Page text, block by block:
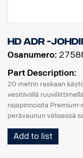
HD ADR -
Osanumero:
Part Description:
20 metrin raskaan
vesitiiviillä
rajapinnoista
perävaunun välisessä
Add to list